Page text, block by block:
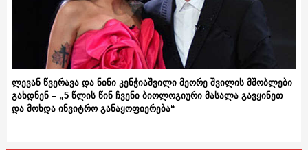
ლევან წვერავა და ნინი კენჭიაშვილი მეორე შვილის მშობლები
გახდნენ – „5 წლის წინ ჩვენი ბიოლოგიური მასალა გავყინეთ
და მოხდა ინვიტრო განაყოფიერება“